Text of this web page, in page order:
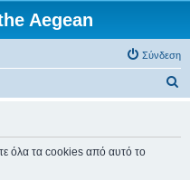
Aegean
Σύνδεση
όλα τα cookies από αυτό το